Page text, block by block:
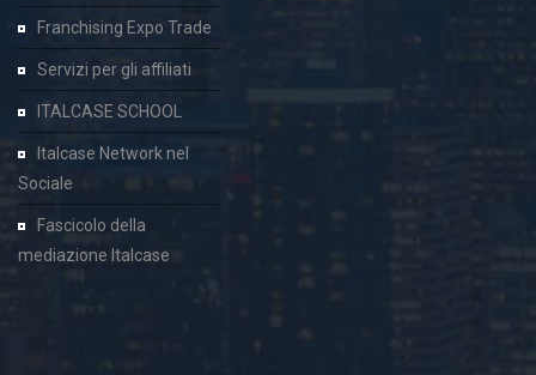
Franchising Expo Trade
Servizi per gli affiliati
ITALCASE SCHOOL
Italcase Network nel
Sociale
Fascicolo della
mediazione Italcase